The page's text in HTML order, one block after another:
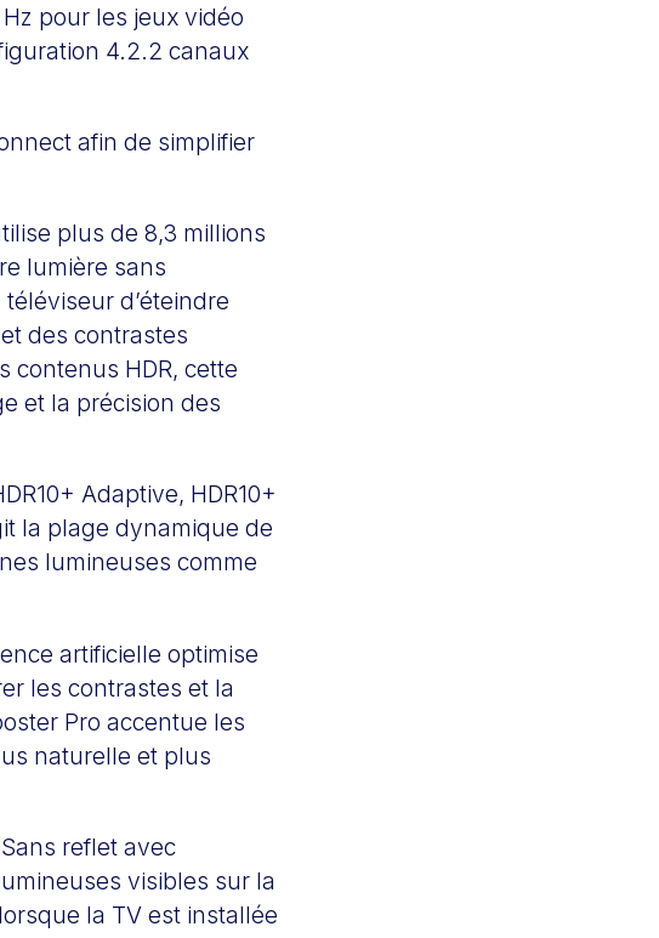
pour les jeux vidéo
4.2.2 canaux
afin de simplifier
plus de 8,3 millions
lumière sans
d’éteindre
des contrastes
contenus HDR, cette
et la précision des
Adaptive, HDR10+
la plage dynamique de
lumineuses comme
artificielle optimise
les contrastes et la
Pro accentue les
naturelle et plus
reflet avec
visibles sur la
la TV est installée